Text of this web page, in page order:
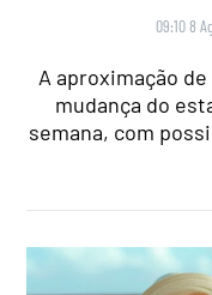
09:10 8
A aproximação
mudança do
semana, com